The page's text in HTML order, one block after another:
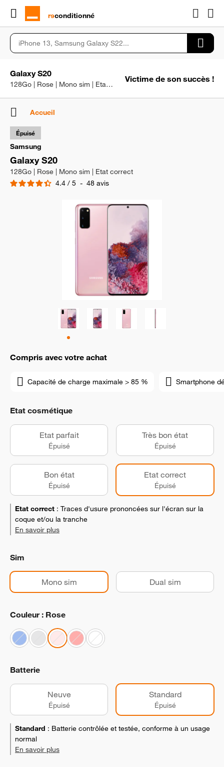
rɘconditionné
Galaxy S20
128Go | Rose | Mono sim | Etat correct
Victime de son succès !
Accueil
Samsung
Galaxy S20
128Go | Rose | Mono sim | Etat correct
4.4 / 5 - 48 avis
Épuisé
Compris avec votre achat
Capacité de charge maximale > 85 % Smartphone
Etat cosmétique
Etat parfait
Épuisé
Très bon état
Épuisé
Bon état
Épuisé
Etat correct
Épuisé
Etat correct : Traces d'usure prononcées sur l'écran sur la
coque et/ou la tranche
En savoir plus
Sim
Mono sim Dual sim
Couleur : Rose
Batterie
Neuve
Épuisé
Standard
Épuisé
Standard : Batterie contrôlée et testée, conforme à un usage
normal
En savoir plus